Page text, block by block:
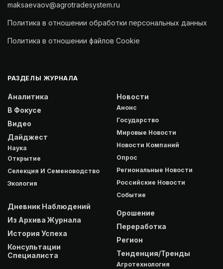
maksaevaov@agrotradesystem.ru
Политика в отношении обработки персональных данных
Политика в отношении файлов Cookie
РАЗДЕЛЫ ЖУРНАЛА
Аналитика
В Фокусе
Видео
Дайджест
Наука
Открытие
Селекция И Семеноводство
Экология
Дневник Наблюдений
Из Архива Журнала
История Успеха
Консультации
Специалиста
Новости
Анонс
Государство
Мировые Новости
Новости Компаний
Опрос
Региональные Новости
Российские Новости
Событие
Орошение
Переработка
Регион
Тенденция/Тренды
Агротехнология